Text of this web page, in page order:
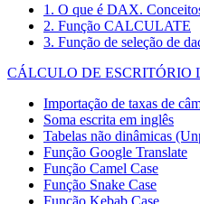
1. O que é DAX.
2. Função CALCULATE
3. Função de seleção de
CÁLCULO DE ESCRITÓRIO
Importação de taxas de
Soma escrita em inglês
Tabelas não dinâmicas
Função Google Translate
Função Camel Case
Função Snake Case
Função Kebab Case